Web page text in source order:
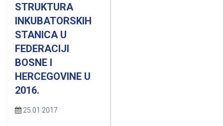
STRUKTURA
INKUBATORSKIH
STANICA U
FEDERACIJI
BOSNE I
HERCEGOVINE U
2016.
25.01.2017